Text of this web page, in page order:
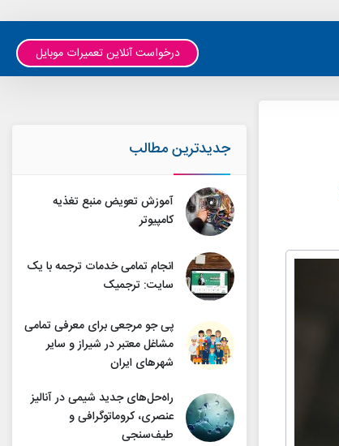
درخواست آنلاین تعمیرات موبایل
جدیدترین مطالب
آموزش تعویض منبع تغذیه
کامپیوتر
انجام تمامی خدمات ترجمه با یک
سایت: ترجمیک
پی جو مرجعی برای معرفی تمامی
مشاغل معتبر در شیراز و سایر
شهرهای ایران
راه‌حل‌های جدید شیمی در آنالیز
عنصری، کروماتوگرافی و
طیف‌سنجی